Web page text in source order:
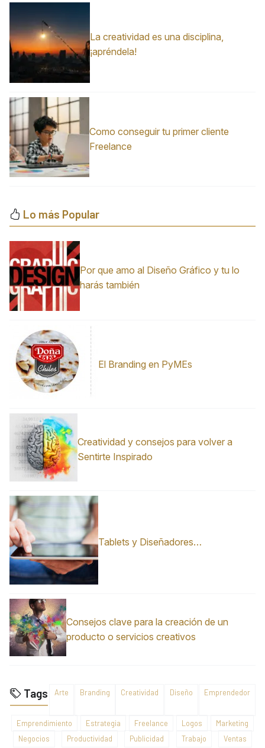
La creatividad es una disciplina,
¡apréndela!
Como conseguir tu primer cliente
Freelance
Lo más Popular
Por que amo al Diseño Gráfico y tu lo
harás también
El Branding en PyMEs
Creatividad y consejos para volver a
Sentirte Inspirado
Tablets y Diseñadores…
Consejos clave para la creación de un
producto o servicios creativos
Tags Arte Branding Creatividad Diseño Emprendedor
Emprendimiento Estrategia Freelance Logos
Marketing
Negocios
Productividad Publicidad Trabajo Ventas